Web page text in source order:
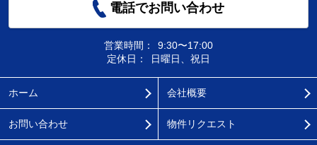
電話でお問い合わせ
営業時間：
9:30〜17:00
定休日：
日曜日、祝日
ホーム 会社概要
お問い合わせ 物件リクエスト